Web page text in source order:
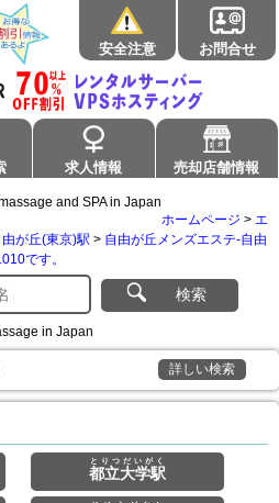
安全注意 お問合せ
求人情報 売却店舗情報
and SPA in Japan
ホームページ > エ
由が丘(東京)駅 > 自由が丘メンズエステ-自由
です。
検索
in Japan
詳しい検索
都立大学駅
とりつだいがく